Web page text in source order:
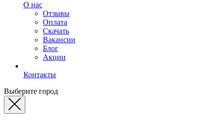
О нас
Отзывы
Оплата
Скачать
Вакансии
Блог
Акции
Контакты
Выберите город